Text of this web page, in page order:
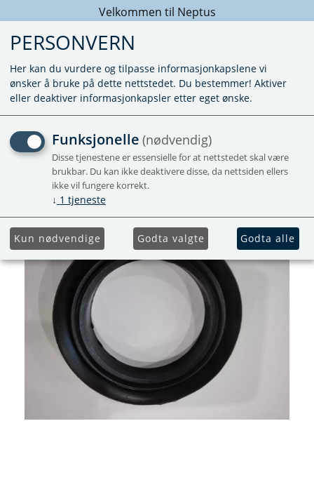
Velkommen til Neptus
PAKNING SKORSTEIN 3002
PERSONVERN
Her kan du vurdere og tilpasse informasjonkapslene vi
ønsker å bruke på dette nettstedet. Du bestemmer! Aktiver
eller deaktiver informasjonkapsler etter eget ønske.
Funksjonelle (nødvendig)
Disse tjenestene er essensielle for at nettstedet skal være
brukbar. Du kan ikke deaktivere disse, da nettsiden ellers
ikke vil fungere korrekt.
↓ 1 tjeneste
Kun nødvendige Godta valgte Godta alle